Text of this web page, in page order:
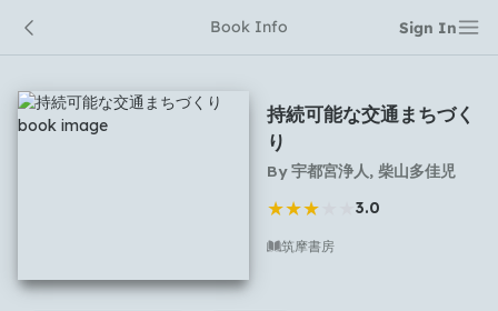
Book Info Sign In
持続可能な交通まちづく
り
By宇都宮浄人, 柴山多佳児
★★★ 3.0
筑摩書房
No comments yet